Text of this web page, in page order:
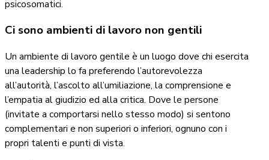
psicosomatici.
Ci sono ambienti di lavoro non gentili
Un ambiente di lavoro gentile è un luogo dove chi esercita
una leadership lo fa preferendo l’autorevolezza
all’autorità, l’ascolto all’umiliazione, la comprensione e
l’empatia al giudizio ed alla critica. Dove le persone
(invitate a comportarsi nello stesso modo) si sentono
complementari e non superiori o inferiori, ognuno con i
propri talenti e punti di vista.